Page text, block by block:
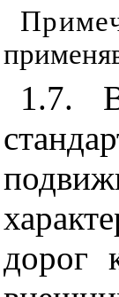
1.7.
дорог